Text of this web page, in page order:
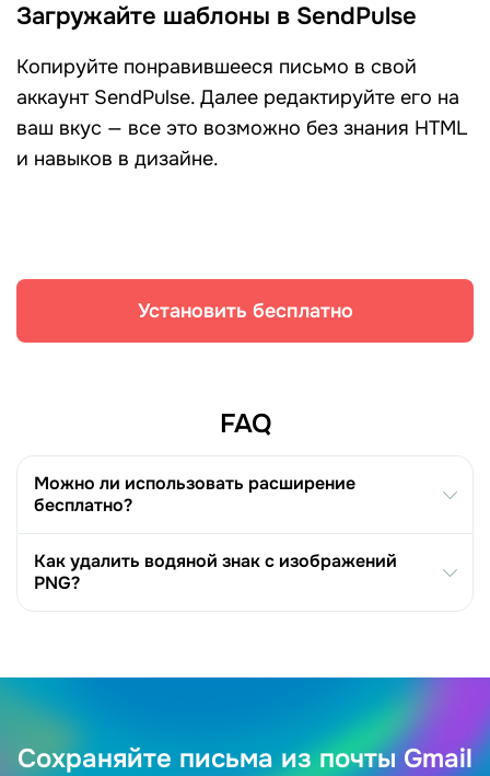
Загружайте шаблоны в SendPulse
Копируйте понравившееся письмо в свой
аккаунт SendPulse. Далее редактируйте его на
ваш вкус — все это возможно без знания HTML
и навыков в дизайне.
Установить бесплатно
FAQ
Можно ли использовать расширение
бесплатно?
Как удалить водяной знак с изображений
PNG?
Сохраняйте письма из почты Gmail